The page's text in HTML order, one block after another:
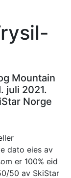
Mountain
juli 2021.
Norge
dato eies av
er 100% eid
50 av SkiStar